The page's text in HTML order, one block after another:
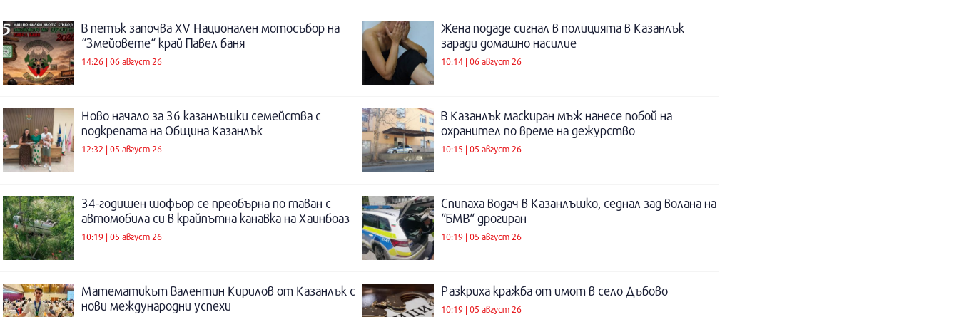
В петък започва XV Национален мотосъбор на
“Змейовете“ край Павел баня
14:26 | 06 август 26
Жена подаде сигнал в полицията в Казанлък
заради домашно насилие
10:14 | 06 август 26
Ново начало за 36 казанлъшки семейства с
подкрепата на Община Казанлък
12:32 | 05 август 26
В Казанлък маскиран мъж нанесе побой на
охранител по време на дежурство
10:15 | 05 август 26
34-годишен шофьор се преобърна по таван с
автомобила си в крайпътна канавка на Хаинбоаз
10:19 | 05 август 26
Спипаха водач в Казанлъшко, седнал зад волана на
“БМВ“ дрогиран
10:19 | 05 август 26
Математикът Валентин Кирилов от Казанлък с
нови международни успехи
Разкриха кражба от имот в село Дъбово
10:19 | 05 август 26